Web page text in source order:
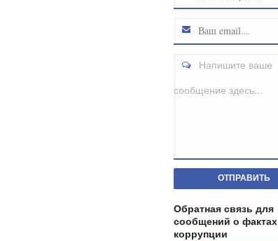
Напишите ваше
сообщение здесь...
ОТПРАВИТЬ
Обратная связь для
сообщений о фактах
коррупции